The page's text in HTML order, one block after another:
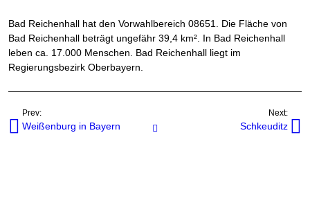
Bad Reichenhall hat den Vorwahlbereich 08651. Die Fläche von
Bad Reichenhall beträgt ungefähr 39,4 km². In Bad Reichenhall
leben ca. 17.000 Menschen. Bad Reichenhall liegt im
Regierungsbezirk Oberbayern.
Prev:
Weißenburg in Bayern Internetanbieter in Orten
Next:
Schkeuditz